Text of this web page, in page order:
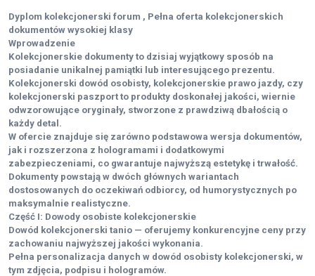
Dyplom kolekcjonerski forum , Pełna oferta kolekcjonerskich
dokumentów wysokiej klasy
Wprowadzenie
Kolekcjonerskie dokumenty to dzisiaj wyjątkowy sposób na
posiadanie unikalnej pamiątki lub interesującego prezentu.
Kolekcjonerski dowód osobisty, kolekcjonerskie prawo jazdy, czy
kolekcjonerski paszport to produkty doskonałej jakości, wiernie
odwzorowujące oryginały, stworzone z prawdziwą dbałością o
każdy detal.
W ofercie znajduje się zarówno podstawowa wersja dokumentów,
jak i rozszerzona z hologramami i dodatkowymi
zabezpieczeniami, co gwarantuje najwyższą estetykę i trwałość.
Dokumenty powstają w dwóch głównych wariantach
dostosowanych do oczekiwań odbiorcy, od humorystycznych po
maksymalnie realistyczne.
Część I: Dowody osobiste kolekcjonerskie
Dowód kolekcjonerski tanio — oferujemy konkurencyjne ceny przy
zachowaniu najwyższej jakości wykonania.
Pełna personalizacja danych w dowód osobisty kolekcjonerski, w
tym zdjęcia, podpisu i hologramów.